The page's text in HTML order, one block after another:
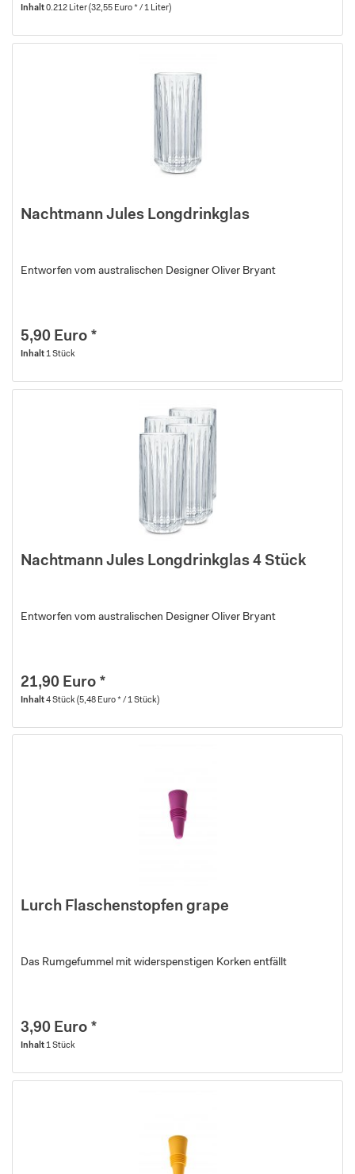
Inhalt0.212 Liter(32,55 Euro * / 1 Liter)
Nachtmann Jules Longdrinkglas
Entworfen vom australischen Designer Oliver Bryant
5,90 Euro *
Inhalt 1 Stück
Nachtmann Jules Longdrinkglas 4 Stück
Entworfen vom australischen Designer Oliver Bryant
21,90 Euro *
Inhalt4 Stück(5,48 Euro * / 1 Stück)
Lurch Flaschenstopfen grape
Das Rumgefummel mit widerspenstigen Korken entfällt
3,90 Euro *
Inhalt 1 Stück